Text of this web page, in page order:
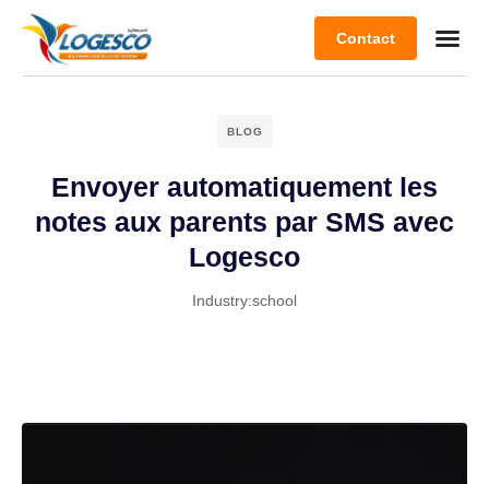
Contact
BLOG
Envoyer automatiquement les
notes aux parents par SMS avec
Logesco
Industry:school